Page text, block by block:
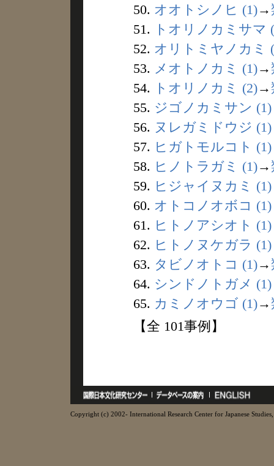
50. オオトシノヒ (1)→
51.
トオリノカミサマ
52. オリトミヤノカミ
53. メオトノカミ (1)→
54.
トオリノカミ (2)→
55. ジゴノカミサン (1)
56. ヌレガミドウジ (1)
57. ヒガトモルコト (1)
58. ヒノトラガミ (1)→
59. ヒジャイヌカミ (1)
60. オトコノオボコ (1)
61. ヒトノアシオト (1)
62. ヒトノヌケガラ (1)
63. タビノオトコ (1)→
64. シンドノトガメ (1)
65. カミノオウゴ (1)→
【全 101事例】
Copyright (c) 2002- International Research Center for Japanese